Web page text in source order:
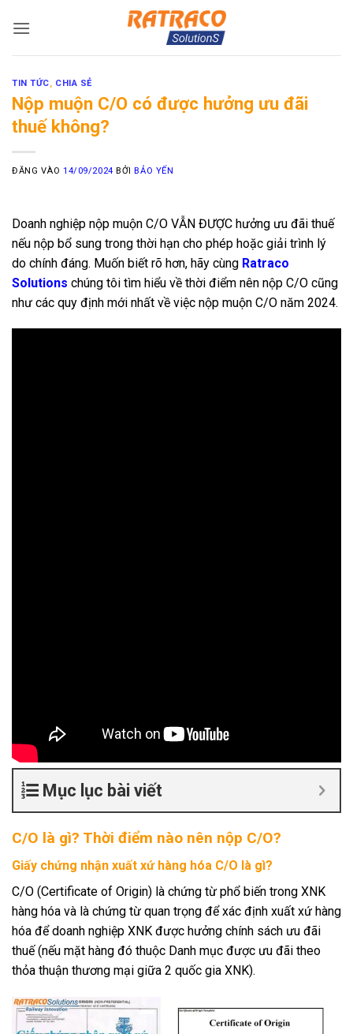
qua
TIN TỨC, CHIA SẺ
Nộp muộn C/O có được hưởng ưu đãi
thuế không?
ĐĂNG VÀO14/09/2024 BỞIBẢO YẾN
Doanh nghiệp nộp muộn C/O VẪN ĐƯỢC hưởng ưu đãi thuế
nếu nộp bổ sung trong thời hạn cho phép hoặc giải trình lý
do chính đáng. Muốn biết rõ hơn, hãy cùng Ratraco
Solutions chúng tôi tìm hiểu về thời điểm nên nộp C/O cũng
như các quy định mới nhất về việc nộp muộn C/O năm 2024.
Mục lục bài viết
C/O là gì? Thời điểm nào nên nộp C/O?
Giấy chứng nhận xuất xứ hàng hóa C/O là gì?
C/O (Certificate of Origin) là chứng từ phổ biến trong XNK
hàng hóa và là chứng từ quan trọng để xác định xuất xứ hàng
hóa để doanh nghiệp XNK được hưởng chính sách ưu đãi
thuế (nếu mặt hàng đó thuộc Danh mục được ưu đãi theo
thỏa thuận thương mại giữa 2 quốc gia XNK).